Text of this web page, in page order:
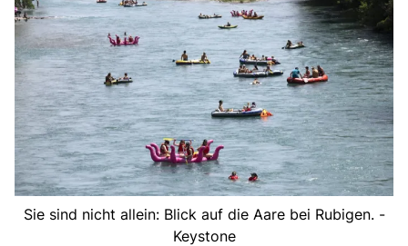
Sie sind nicht allein: Blick auf die Aare bei Rubigen. -
Keystone